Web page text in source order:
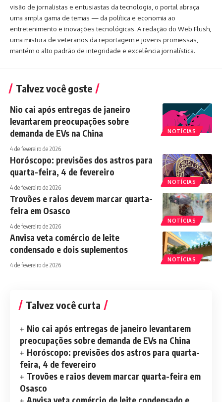
visão de jornalistas e entusiastas da tecnologia, o portal abraça
uma ampla gama de temas — da política e economia ao
entretenimento e inovações tecnológicas. A redação do Web Flush,
uma mistura de veteranos da reportagem e jovens promessas,
mantém o alto padrão de integridade e excelência jornalística.
Talvez você goste
NOTÍCIAS
Nio cai após entregas de janeiro
levantarem preocupações sobre
demanda de EVs na China
4 de fevereiro de 2026
NOTÍCIAS
Horóscopo: previsões dos astros para
quarta-feira, 4 de fevereiro
4 de fevereiro de 2026
NOTÍCIAS
Trovões e raios devem marcar quarta-
feira em Osasco
4 de fevereiro de 2026
NOTÍCIAS
Anvisa veta comércio de leite
condensado e dois suplementos
4 de fevereiro de 2026
Talvez você curta
Nio cai após entregas de janeiro levantarem
preocupações sobre demanda de EVs na China
Horóscopo: previsões dos astros para quarta-
feira, 4 de fevereiro
Trovões e raios devem marcar quarta-feira em
Osasco